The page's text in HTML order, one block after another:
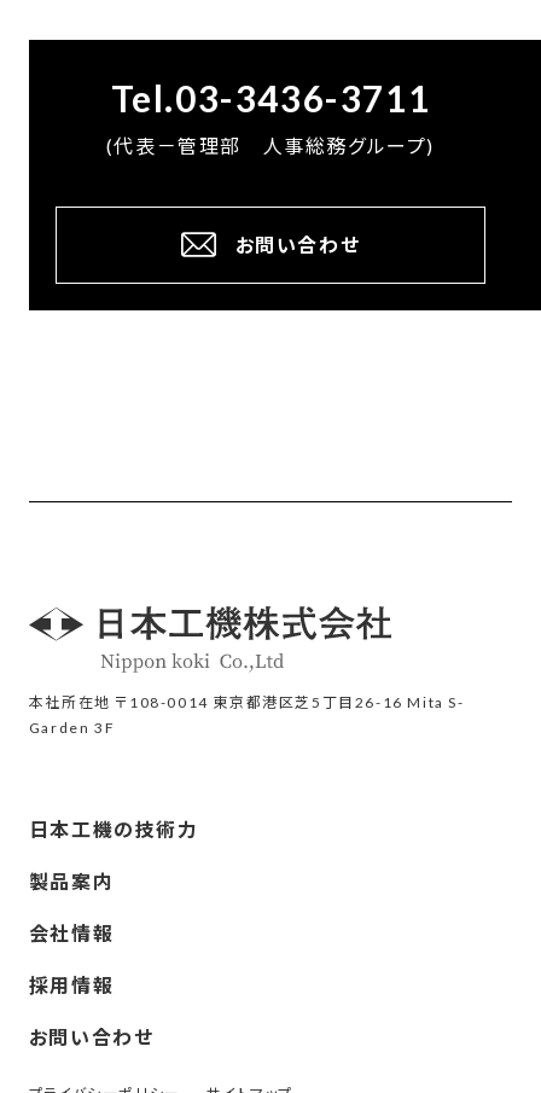
Tel.03-3436-3711
(代表－管理部 人事総務グループ)
お問い合わせ
本社所在地 〒108-0014 東京都港区芝5丁目26-16 Mita S-
Garden 3F
日本工機の技術力
製品案内
会社情報
採用情報
お問い合わせ